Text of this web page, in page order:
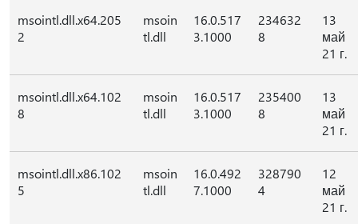
msointl.dll.x64.205
2
msoin
tl.dll
16.0.517
3.1000
234632
8
13
май
21 г.
msointl.dll.x64.102
8
msoin
tl.dll
16.0.517
3.1000
235400
8
13
май
21 г.
msointl.dll.x86.102
5
msoin
tl.dll
16.0.492
7.1000
328790
4
12
май
21 г.